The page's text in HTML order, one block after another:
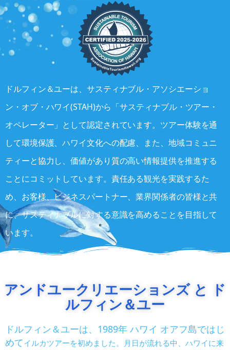
ドルフィン＆ユーは、サスティナブル・アソシエーショ
ン・オブ・ハワイ(STAH)から「サスティナブル・ ツアー ・
オペレーター」として認定されています。ツアー体験を通
して環境保護、ハワイ文化への配慮、また、地域コミュニ
ティーと協力し、価値があり質の高い情報提供を推進する
ことにコミットしています。責任ある観光を実践するた
め、お客様、ビジネスパートナー、業界関係者の皆様と共
に、サスティナブルに対する意識を高めることを目指して
います。
アンドユークリエーションズ と ド
ルフィン＆ユー
ドルフィン＆ユーは、1989年 ハワイ オアフ島ではじ
めてイルカツアーを初めました。月日が流れる中、ハワイに来